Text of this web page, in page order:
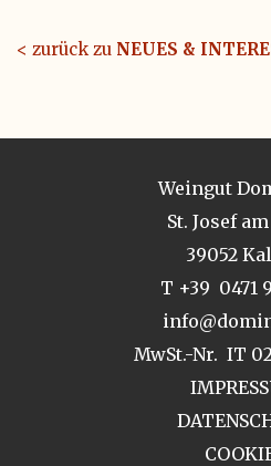
< zurück zu NEUES &
Weingut
St. Josef
39052
T +39 0471
MwSt.-Nr. IT